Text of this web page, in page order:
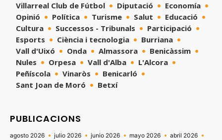
Villarreal Club de Fútbol
Diputació
Economía
Opinió
Política Turisme Salut
Educació
Cultura
Successos - Tribunals
Participació
Esports
Ciència i tecnologia
Burriana
Vall d'Uixó
Onda Almassora
Benicàssim
Nules
Orpesa Vall d'Alba
L'Alcora
Peñíscola
Vinaròs
Benicarló
Sant Joan de Moró
Betxí
PUBLICACIONS
agosto 2026 julio 2026 junio 2026 mayo 2026
abril 2026